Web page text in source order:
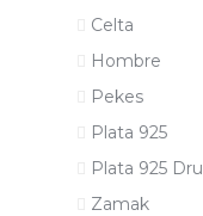
Celta
Hombre
Pekes
Plata 925
Plata 925 Dru
Zamak